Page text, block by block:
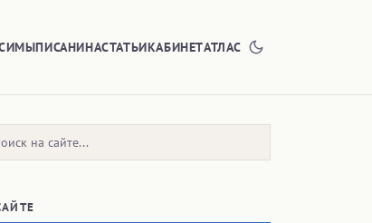
ПИСАНИНАСТАТЬИКАБИНЕТАТЛАС